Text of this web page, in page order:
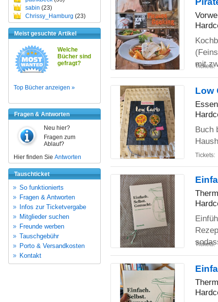
sabin (23)
Chrissy_Hamburg (23)
Meist gesuchte Artikel
Welche
Bücher sind
gefragt?
Top Bücher anzeigen »
Fragen & Antworten
Neu hier?
Fragen zum
Ablauf?
Hier finden Sie Antworten
Tauschticket
So funktionierts
Fragen & Antworten
Infos zur Ticketvergabe
Mitglieder suchen
Freunde werben
Tauschgebühr
Porto & Versandkosten
Kontakt
mit
Tickets:
Low
Buch
Tickets:
Tickets: